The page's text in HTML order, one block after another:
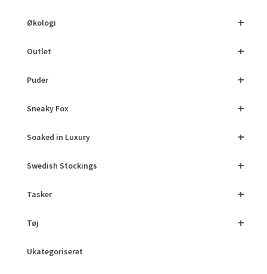
+
Økologi
+
Outlet
+
Puder
+
Sneaky Fox
+
Soaked in Luxury
+
Swedish Stockings
+
Tasker
+
Tøj
Ukategoriseret